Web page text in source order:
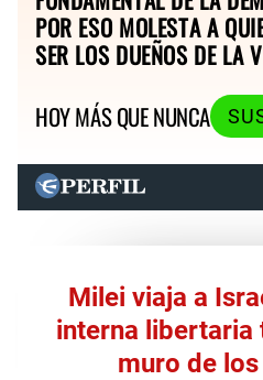
POR ESO MOLESTA A
SER LOS DUEÑOS DE LA
HOY MÁS QUE NUNCA
Milei viaja a
interna libertaria
muro de